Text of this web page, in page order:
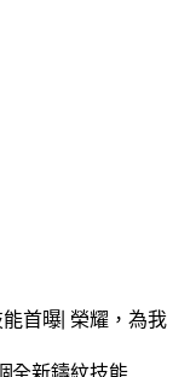
首曝| 榮耀，為我